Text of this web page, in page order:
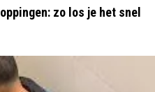
zo los je het snel